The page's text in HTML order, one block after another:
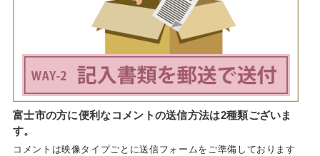
富士市の方に便利なコメントの送信方法は2種類ございま
す。
コメントは映像タイプごとに送信フォームをご準備しております